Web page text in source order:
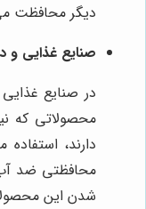
دیگر محافظت
صنایع غذایی و
در صنایع غذایی
محصولاتی که
دارند،
محافظتی ضد
شدن این